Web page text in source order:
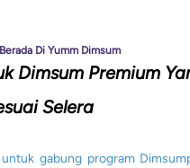
Di Yumm Dimsum
Dimsum Premium
Selera
gabung program